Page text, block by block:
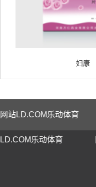
妇康
网站LD.COM乐动体育
LD.COM乐动体育